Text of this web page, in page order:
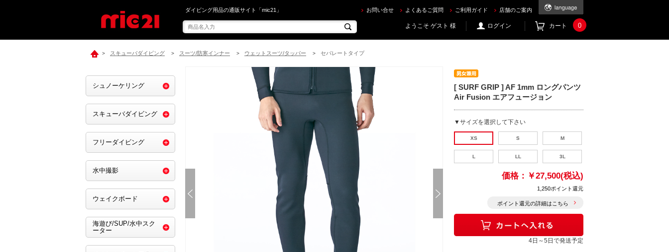
mic21で[ SURF GRIP ] AF 1mm ロングパンツ Air Fusion エアフュージョン を買うならec.mic21.com
ダイビング用品の通販サイト「mic21」 お問い合せ よくあるご質問 ご利用ガイド 店舗のご案内
ようこそ ゲスト 様 ログイン カート 0
> スキューバダイビング > スーツ/防寒インナー > ウェットスーツ/タッパー > セパレートタイプ
[ SURF GRIP ] AF 1mm ロングパンツ
Air Fusion エアフュージョン
▼サイズを選択して下さい
XS S M
L LL 3L
価格： ￥27,500(税込)
1,250ポイント還元
ポイント還元の詳細はこちら
4日～5日で発送予定
シュノーケリング
スキューバダイビング
フリーダイビング
水中撮影
ウェイクボード
海遊び/SUP/水中スク
ーター